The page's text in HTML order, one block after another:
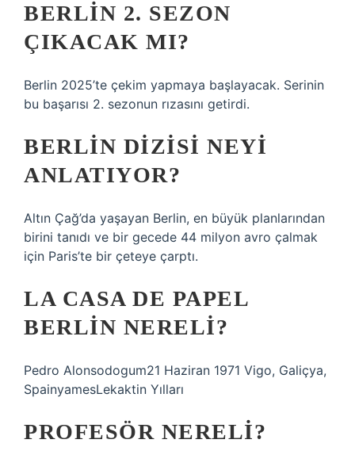
BERLIN 2. SEZON
ÇIKACAK MI?
Berlin 2025’te çekim yapmaya başlayacak. Serinin
bu başarısı 2. sezonun rızasını getirdi.
BERLIN DIZISI NEYI
ANLATIYOR?
Altın Çağ’da yaşayan Berlin, en büyük planlarından
birini tanıdı ve bir gecede 44 milyon avro çalmak
için Paris’te bir çeteye çarptı.
LA CASA DE PAPEL
BERLIN NERELI?
Pedro Alonsodogum21 Haziran 1971 Vigo, Galiçya,
SpainyamesLekaktin Yılları
PROFESÖR NERELI?